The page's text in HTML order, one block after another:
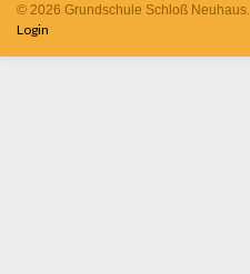
© 2026 Grundschule Schloß Neuhaus.
Login